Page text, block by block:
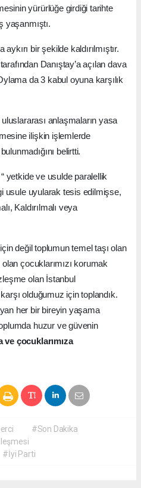
yürürlüğe girdiği tarihte
yaşanmıştı.
bir şekilde kaldırılmıştır.
Danıştay’a açılan dava
da 3 kabul oyuna karşılık
anlaşmaların yasa
ilişkin işlemlerde
belirtti.
yetkide ve usulde paralellik
usule uyularak tesis edilmişse,
Kaldırılmalı veya
değil toplumun temel taşı olan
çocuklarımızı korumak
olan İstanbul
olduğumuz için toplandık.
her bir bireyin yaşama
huzur ve güvenin
ve çocuklarımıza
#Son Dakika
#İyi Parti